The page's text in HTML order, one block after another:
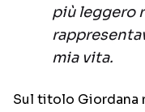
più leggero
mia vita.
Sul titolo Giordana